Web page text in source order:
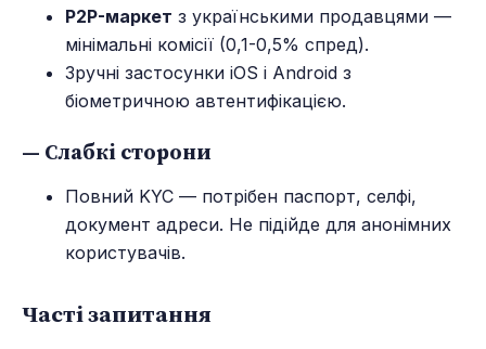
P2P-маркет з українськими продавцями —
мінімальні комісії (0,1-0,5% спред).
Зручні застосунки iOS і Android з
біометричною автентифікацією.
— Слабкі сторони
Повний KYC — потрібен паспорт, селфі,
документ адреси. Не підійде для анонімних
користувачів.
Часті запитання